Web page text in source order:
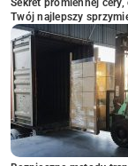
Sekret promiennej
Twój najlepszy